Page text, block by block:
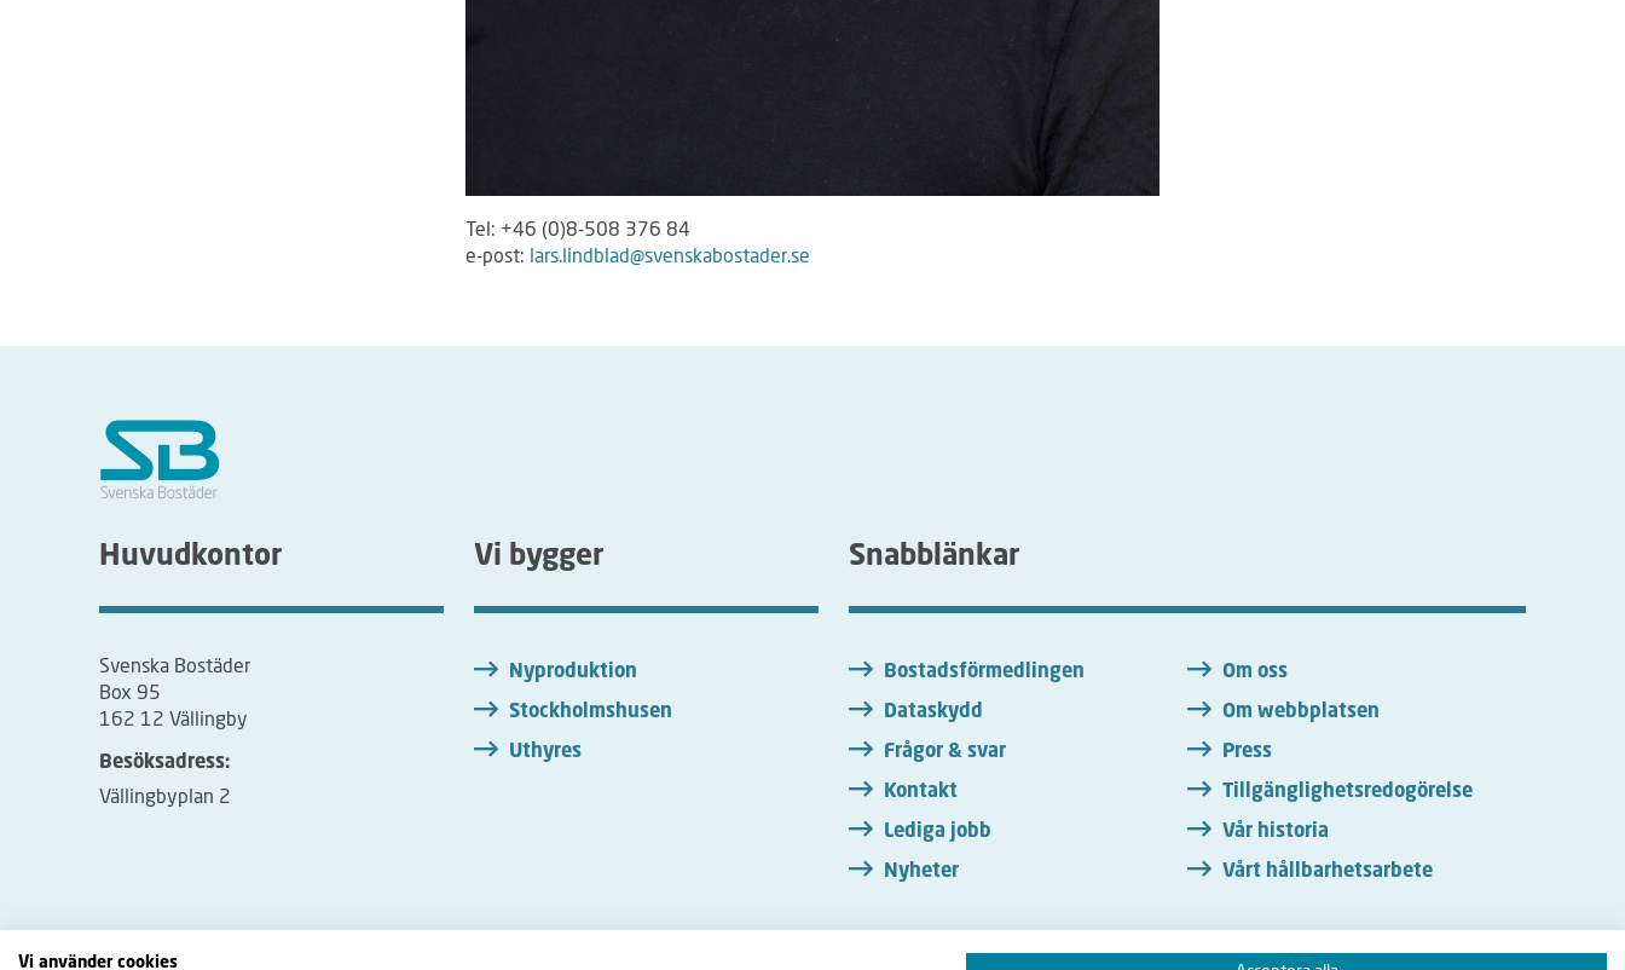
Tel: +46 (0)8-508 376 84
e-post: lars.lindblad@svenskabostader.se
Huvudkontor
Svenska Bostäder
Box 95
162 12 Vällingby
Besöksadress:
Vällingbyplan 2
Vi bygger
Nyproduktion
Stockholmshusen
Uthyres
Snabblänkar
Bostadsförmedlingen
Dataskydd
Frågor & svar
Kontakt
Lediga jobb
Nyheter
Om oss
Om webbplatsen
Press
Tillgänglighetsredogörelse
Vår historia
Vårt hållbarhetsarbete
Vi använder cookies